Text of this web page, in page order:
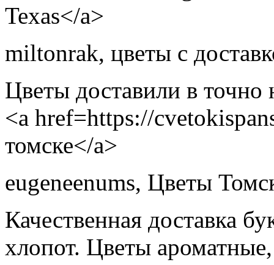
Texas</a>
miltonrak, цветы с
Цветы доставили в точно
<a href=https://
томске</a>
eugeneenums, Цветы
Качественная доставка
хлопот. Цветы